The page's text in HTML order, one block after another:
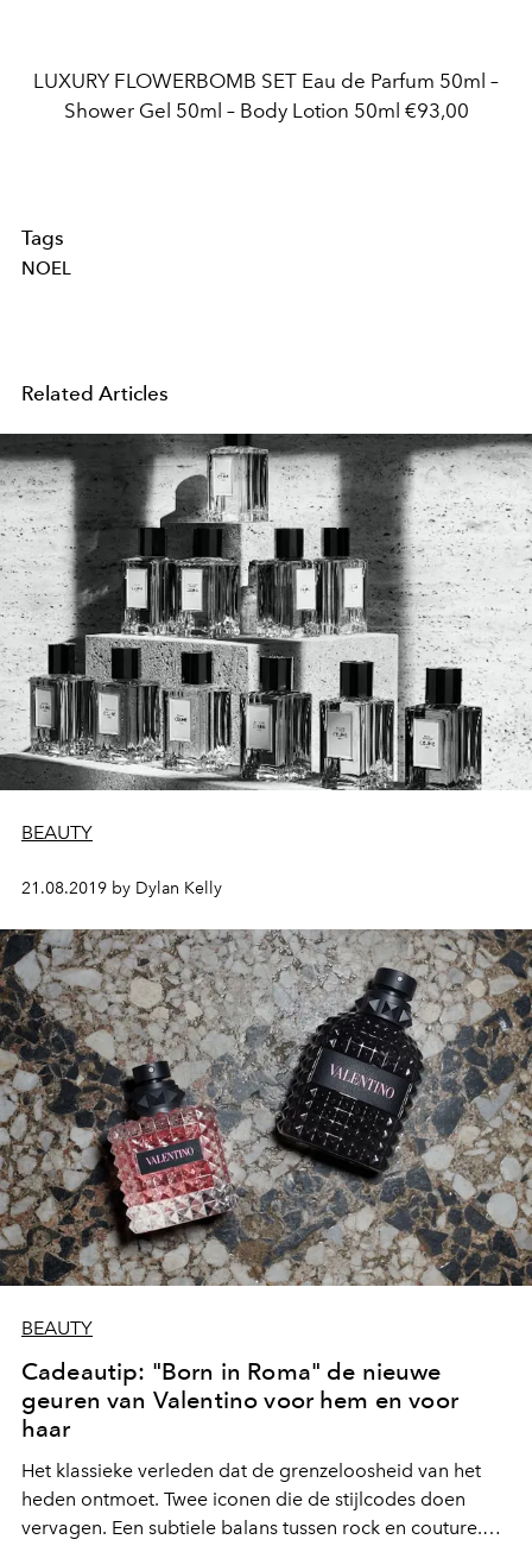
LUXURY FLOWERBOMB SET Eau de Parfum 50ml –
Shower Gel 50ml – Body Lotion 50ml €93,00
Tags
NOEL
Related Articles
BEAUTY
21.08.2019 by Dylan Kelly
BEAUTY
Cadeautip: "Born in Roma" de nieuwe
geuren van Valentino voor hem en voor
haar
Het klassieke verleden dat de grenzeloosheid van het
heden ontmoet. Twee iconen die de stijlcodes doen
vervagen. Een subtiele balans tussen rock en couture.